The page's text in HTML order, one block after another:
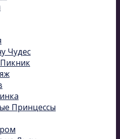
Чудес
Принцессы